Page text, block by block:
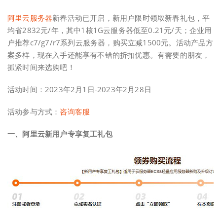
阿里云服务器新春活动已开启，新用户限时领取新春礼包，平
均省2832元/年，其中1核1G云服务器低至0.21元/天；企业用
户推荐c7/g7/r7系列云服务器，购买立减1500元。活动产品方
案多样，现在入手还能享有不错的折扣优惠。有需要的朋友，
抓紧时间来选购吧！
活动时间：2023年2月1日-2023年2月28日
活动参与方式： 咨询客服
一、阿里云新用户专享复工礼包